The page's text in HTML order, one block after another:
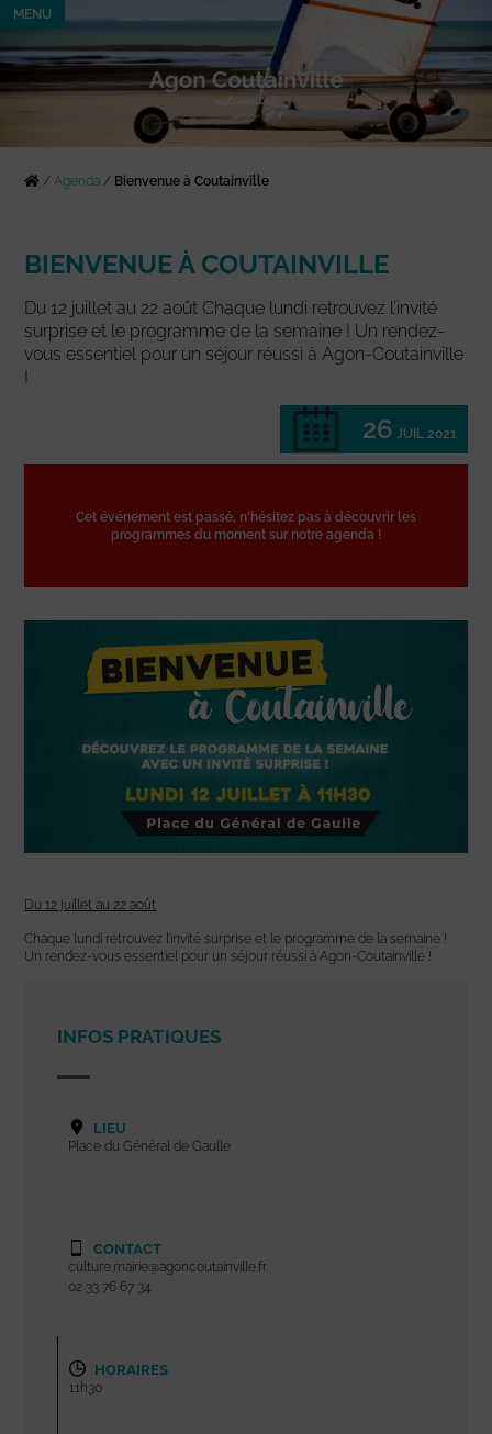
MENU
/Agenda / Bienvenue à Coutainville
BIENVENUE À COUTAINVILLE
Du 12 juillet au 22 août Chaque lundi retrouvez l’invité
surprise et le programme de la semaine ! Un rendez-
vous essentiel pour un séjour réussi à Agon-Coutainville
!
26 JUIL 2021
Cet événement est passé, n'hésitez pas à découvrir les
programmes du moment sur notre agenda !
Du 12 juillet au 22 août
Chaque lundi retrouvez l’invité surprise et le programme de la semaine !
Un rendez-vous essentiel pour un séjour réussi à Agon-Coutainville !
INFOS PRATIQUES
LIEU
Place du Général de Gaulle
CONTACT
culture.mairie@agoncoutainville.fr
02 33 76 67 34
HORAIRES
11h30